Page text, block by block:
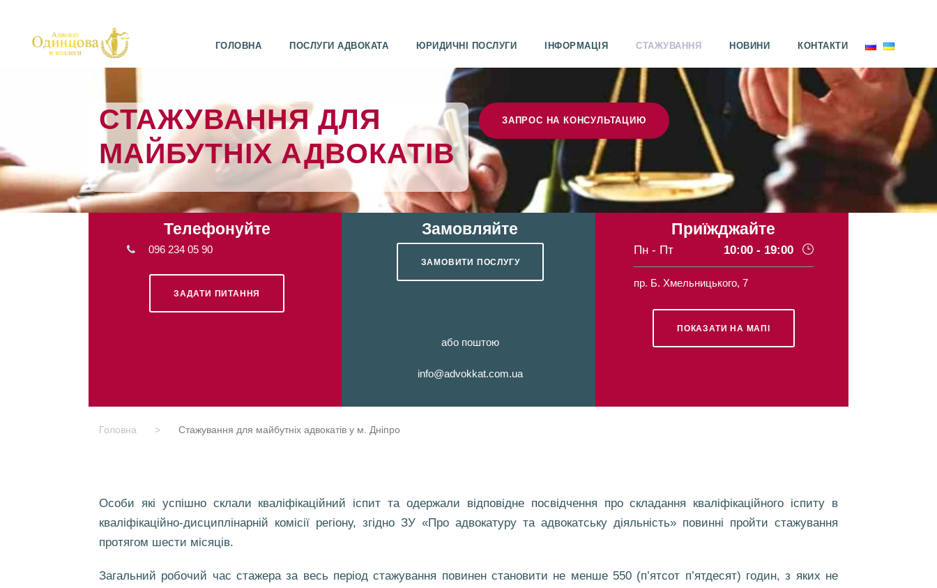
ГОЛОВНА ПОСЛУГИ АДВОКАТА ЮРИДИЧНІ ПОСЛУГИ ІНФОРМАЦІЯ СТАЖУВАННЯ НОВИНИ КОНТАКТИ
СТАЖУВАННЯ ДЛЯ
МАЙБУТНІХ АДВОКАТІВ
ЗАПРОС НА КОНСУЛЬТАЦИЮ
Телефонуйте
096 234 05 90
ЗАДАТИ ПИТАННЯ
Замовляйте
ЗАМОВИТИ ПОСЛУГУ
або поштою
info@advokkat.com.ua
Приїжджайте
Пн - Пт 10:00 - 19:00
пр. Б. Хмельницького, 7
ПОКАЗАТИ НА МАПІ
Головна > Стажування для майбутніх адвокатів у м. Дніпро
Особи які успішно склали кваліфікаційний іспит та одержали відповідне посвідчення про складання кваліфікаційного іспиту в
кваліфікаційно-дисциплінарній комісії регіону, згідно ЗУ «Про адвокатуру та адвокатську діяльність» повинні пройти стажування
протягом шести місяців.
Загальний робочий час стажера за весь період стажування повинен становити не менше 550 (п’ятсот п’ятдесят) годин, з яких не